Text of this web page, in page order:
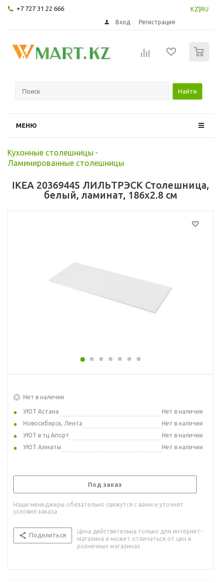
+7 727 31 22 666 KZ RU
Вход Регистрация
Найти
МЕНЮ
Кухонные столешницы -
Ламинированные столешницы
IKEA 20369445 ЛИЛЬТРЭСК Столешница,
белый, ламинат, 186x2.8 см
Нет в наличии
УЮТ Астана
Нет в наличии
Новосибирск, Лента
Нет в наличии
УЮТ в тц Апорт
Нет в наличии
УЮТ Алматы
Нет в наличии
Под заказ
Наши менеджеры обязательно свяжутся с вами и уточнят
условия заказа
Поделиться
Цена действительна только для интернет-
магазина и может отличаться от цен в
розничных магазинах